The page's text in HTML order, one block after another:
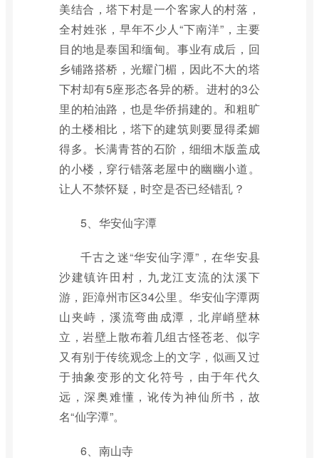
美结合，塔下村是一个客家人的村落，
全村姓张，早年不少人“下南洋”，主要
目的地是泰国和缅甸。事业有成后，回
乡铺路搭桥，光耀门楣，因此不大的塔
下村却有5座形态各异的桥。进村的3公
里的柏油路，也是华侨捐建的。和粗旷
的土楼相比，塔下的建筑则要显得柔媚
得多。长满青苔的石阶，细细木版盖成
的小楼，穿行错落老屋中的幽幽小道。
让人不禁怀疑，时空是否已经错乱？
5、华安仙字潭
千古之迷“华安仙字潭”，在华安县
沙建镇许田村，九龙江支流的汰溪下
游，距漳州市区34公里。华安仙字潭两
山夹峙，溪流弯曲成潭，北岸峭壁林
立，岩壁上散布着几组古怪苍老、似字
又有别于传统观念上的文字，似画又过
于抽象变形的文化符号，由于年代久
远，深奥难懂，讹传为神仙所书，故
名“仙字潭”。
6、南山寺